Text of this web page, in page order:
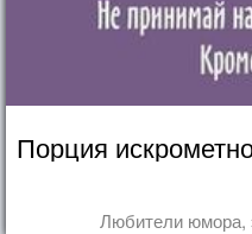
Порция
Любители юмора,